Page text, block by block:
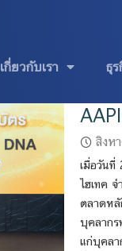
เกี่ยวกับเรา ธุ
สิงห
เมื่อวันที่
ไฮเทค
ตลาดหลั
บุคลากร
แก่บุคลา